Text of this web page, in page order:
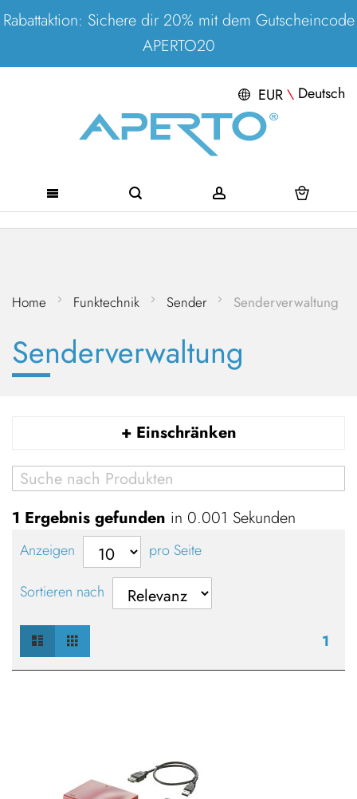
Rabattaktion: Sichere dir 20% mit dem Gutscheincode
APERTO20
EUR\ Deutsch
Direkt
Home Funktechnik Sender Senderverwaltung
Senderverwaltung
+ Einschränken
1 Ergebnis gefunden in 0.001 Sekunden
Anzeigen
pro Seite
Sortieren nach
1
Ansicht
als
Liste